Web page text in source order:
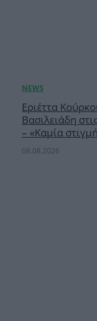
Εριέττα
Βασιλειάδη
– «Καμία
08.08.2026